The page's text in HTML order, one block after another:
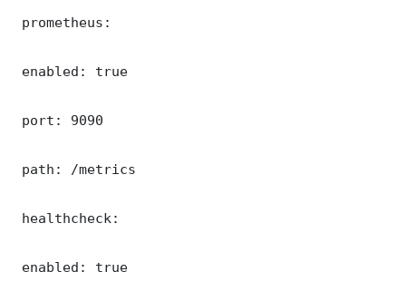
prometheus:
enabled: true
port: 9090
path: /metrics
healthcheck:
enabled: true